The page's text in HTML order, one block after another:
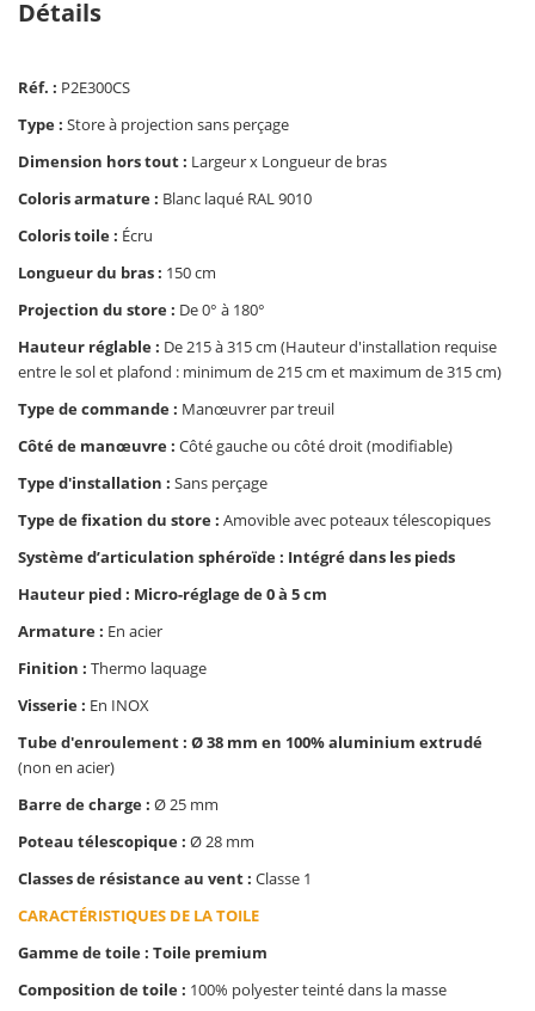
Détails
Réf. : P2E300CS
Type : Store à projection sans perçage
Dimension hors tout : Largeur x Longueur de bras
Coloris armature : Blanc laqué RAL 9010
Coloris toile : Écru
Longueur du bras : 150 cm
Projection du store : De 0° à 180°
Hauteur réglable : De 215 à 315 cm (Hauteur d'installation requise
entre le sol et plafond : minimum de 215 cm et maximum de 315 cm)
Type de commande : Manœuvrer par treuil
Côté de manœuvre : Côté gauche ou côté droit (modifiable)
Type d'installation : Sans perçage
Type de fixation du store : Amovible avec poteaux télescopiques
Système d’articulation sphéroïde : Intégré dans les pieds
Hauteur pied : Micro-réglage de 0 à 5 cm
Armature : En acier
Finition : Thermo laquage
Visserie : En INOX
Tube d'enroulement : Ø 38 mm en 100% aluminium extrudé
(non en acier)
Barre de charge : Ø 25 mm
Poteau télescopique : Ø 28 mm
Classes de résistance au vent : Classe 1
CARACTÉRISTIQUES DE LA TOILE
Gamme de toile : Toile premium
Composition de toile : 100% polyester teinté dans la masse